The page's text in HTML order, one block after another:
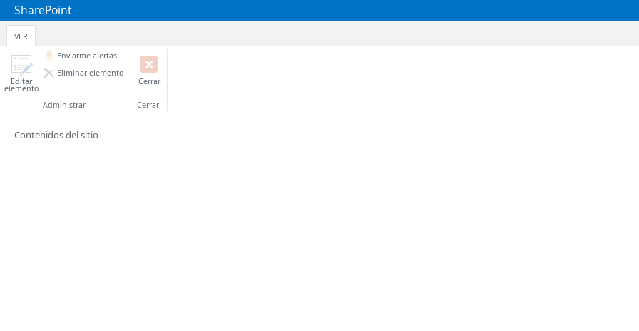
SharePoint
VER
Editar
elemento
Enviarme alertas
Eliminar elemento
Administrar
Cerrar
Cerrar
Contenidos del sitio